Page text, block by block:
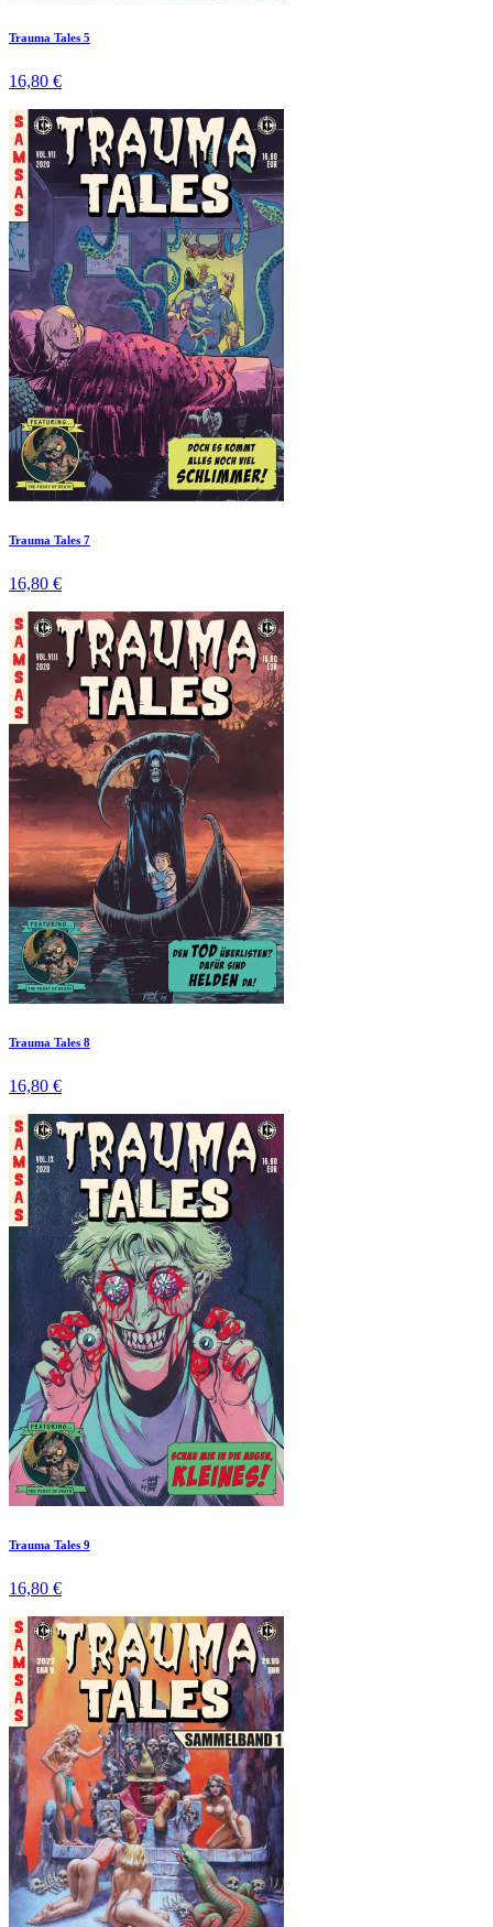
Trauma Tales 5
16,80 €
Trauma Tales 7
16,80 €
Trauma Tales 8
16,80 €
Trauma Tales 9
16,80 €